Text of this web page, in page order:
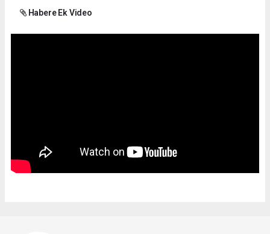
Habere Ek Video